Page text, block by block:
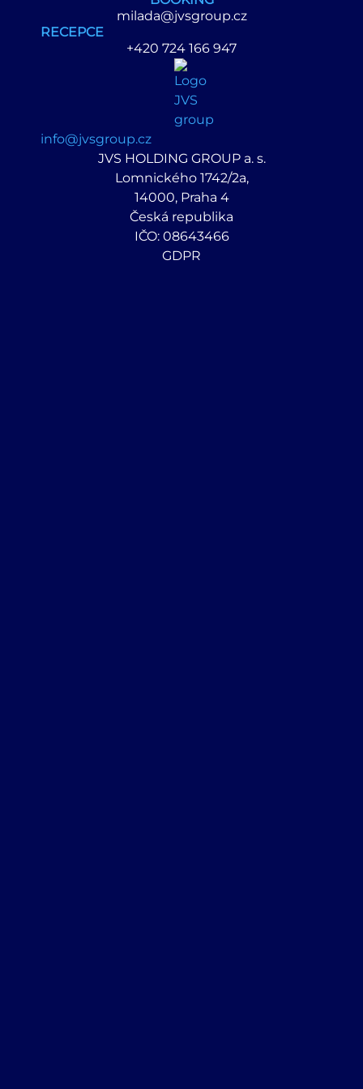
milada@jvsgroup.cz
RECEPCE
+420 724 166 947
info@jvsgroup.cz
JVS HOLDING GROUP a. s.
Lomnického 1742/2a,
14000, Praha 4
Česká republika
IČO: 08643466
GDPR